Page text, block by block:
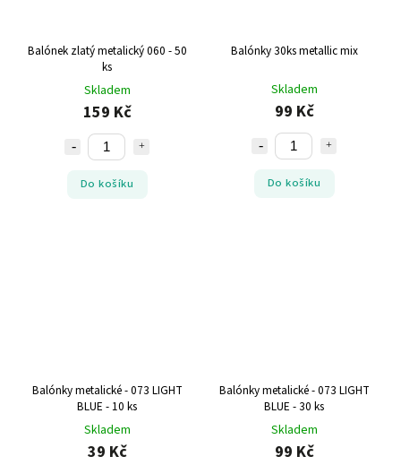
Balónek zlatý metalický 060 - 50
ks
Skladem
159 Kč
Do košíku
Balónky 30ks metallic mix
Skladem
99 Kč
Do košíku
Balónky metalické - 073 LIGHT
BLUE - 10 ks
Skladem
39 Kč
Balónky metalické - 073 LIGHT
BLUE - 30 ks
Skladem
99 Kč